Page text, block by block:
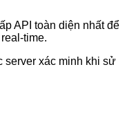
API toàn diện nhất để
time.
server xác minh khi sử